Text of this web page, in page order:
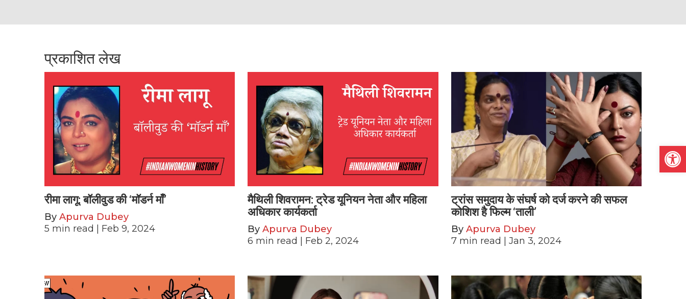
प्रकाशित लेख
रीमा लागू: बॉलीवुड की ‘मॉडर्न माँ’
By Apurva Dubey
5 min read | Feb 9, 2024
मैथिली शिवरामन: ट्रेड यूनियन नेता और महिला
अधिकार कार्यकर्ता
ByApurva Dubey
6 min read | Feb 2, 2024
ट्रांस समुदाय के संघर्ष को दर्ज करने की सफल
कोशिश है फिल्म ‘ताली’
By Apurva Dubey
7 min read | Jan 3, 2024